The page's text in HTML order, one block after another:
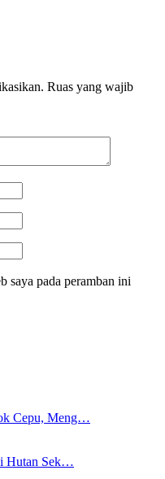
Ruas yang wajib
saya pada peramban ini
Cepu, Meng…
Hutan Sek…